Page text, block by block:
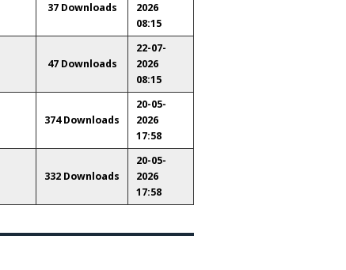
37 Downloads
2026
08:15
47 Downloads
22-07-
2026
08:15
374 Downloads
20-05-
2026
17:58
332 Downloads
20-05-
2026
17:58